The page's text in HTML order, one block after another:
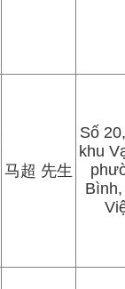
马超 先生
Số
khu